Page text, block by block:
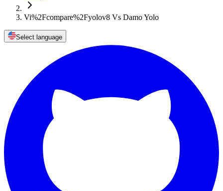
Vi%2Fcompare%2Fyolov8 Vs Damo Yolo
Select language